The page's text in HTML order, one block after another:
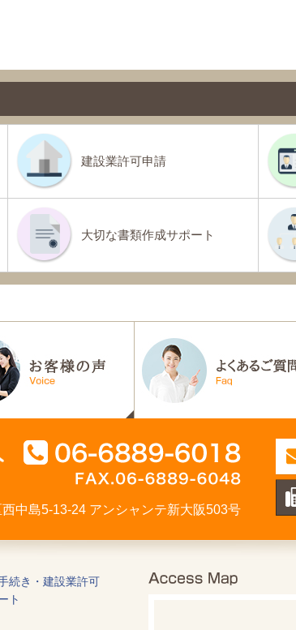
建設業許可申請
大切な書類作成サポート
中島5-13-24 アンシャンテ新大阪503号
続き・建設業許可
ト